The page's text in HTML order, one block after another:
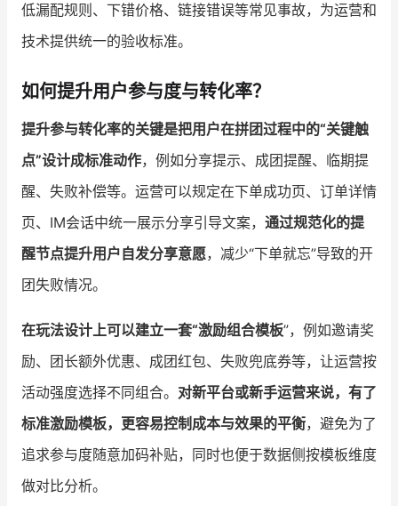
低漏配规则、下错价格、链接错误等常见事故，为运营和
技术提供统一的验收标准。
如何提升用户参与度与转化率？
提升参与转化率的关键是把用户在拼团过程中的“关键触
点”设计成标准动作，例如分享提示、成团提醒、临期提
醒、失败补偿等。运营可以规定在下单成功页、订单详情
页、IM会话中统一展示分享引导文案， 通过规范化的提
醒节点提升用户自发分享意愿，减少“下单就忘”导致的开
团失败情况。
在玩法设计上可以建立一套“激励组合模板”，例如邀请奖
励、团长额外优惠、成团红包、失败兜底券等，让运营按
活动强度选择不同组合。 对新平台或新手运营来说，有了
标准激励模板，更容易控制成本与效果的平衡，避免为了
追求参与度随意加码补贴，同时也便于数据侧按模板维度
做对比分析。